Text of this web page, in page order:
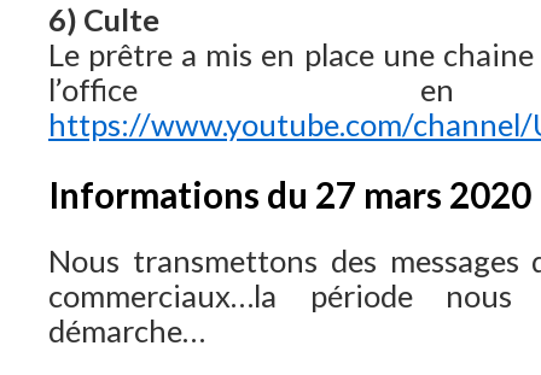
6) Culte
Le prêtre a mis en place une
l’office
https://www.youtube.com/
Informations du 27 mars 2020
Nous transmettons des
commerciaux…la période
démarche…